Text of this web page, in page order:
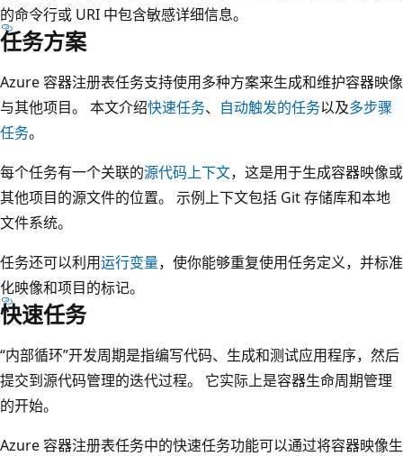
的命令行或 URI 中包含敏感详细信息。
任务方案
Azure 容器注册表任务支持使用多种方案来生成和维护容器映像
与其他项目。 本文介绍快速任务、 自动触发的任务以及多步骤
任务。
每个任务有一个关联的源代码上下文，这是用于生成容器映像或
其他项目的源文件的位置。 示例上下文包括 Git 存储库和本地
文件系统。
任务还可以利用运行变量，使你能够重复使用任务定义，并标准
化映像和项目的标记。
快速任务
“内部循环”开发周期是指编写代码、生成和测试应用程序，然后
提交到源代码管理的迭代过程。
它实际上是容器生命周期管理
的开始。
Azure 容器注册表任务中的快速任务功能可以通过将容器映像生